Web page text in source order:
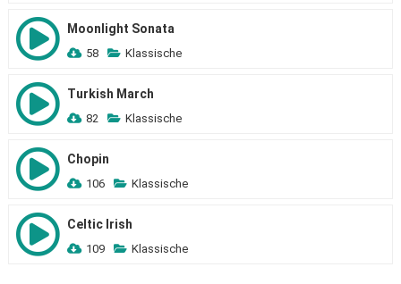
Moonlight Sonata
58 Klassische
Turkish March
82 Klassische
Chopin
106 Klassische
Celtic Irish
109 Klassische